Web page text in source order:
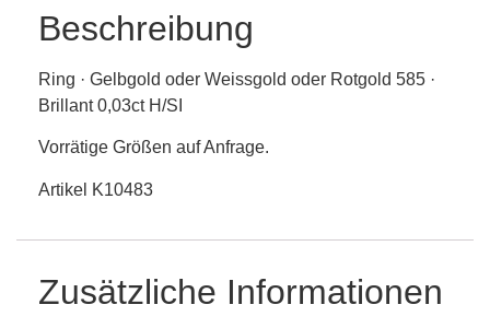
Beschreibung
Ring · Gelbgold oder Weissgold oder Rotgold 585 ·
Brillant 0,03ct H/SI
Vorrätige Größen auf Anfrage.
Artikel K10483
Zusätzliche Informationen